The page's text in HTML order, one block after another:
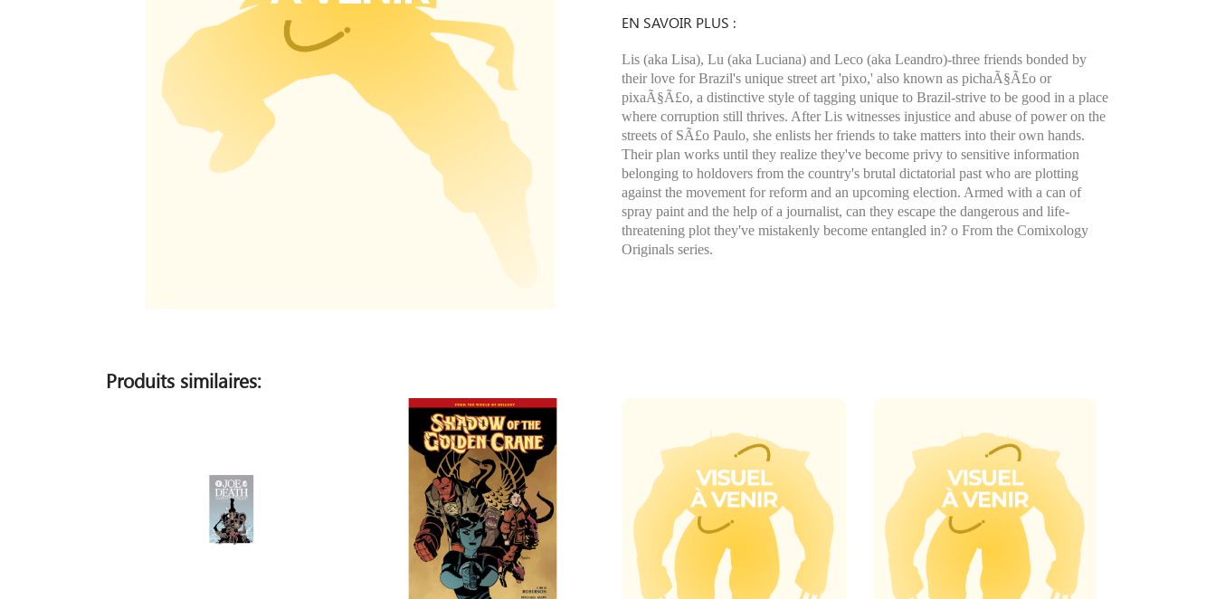
EN SAVOIR PLUS :
Lis (aka Lisa), Lu (aka Luciana) and Leco (aka Leandro)-three friends bonded by
their love for Brazil's unique street art 'pixo,' also known as pichaÃ§Ã£o or
pixaÃ§Ã£o, a distinctive style of tagging unique to Brazil-strive to be good in a place
where corruption still thrives. After Lis witnesses injustice and abuse of power on the
streets of SÃ£o Paulo, she enlists her friends to take matters into their own hands.
Their plan works until they realize they've become privy to sensitive information
belonging to holdovers from the country's brutal dictatorial past who are plotting
against the movement for reform and an upcoming election. Armed with a can of
spray paint and the help of a journalist, can they escape the dangerous and life-
threatening plot they've mistakenly become entangled in? o From the Comixology
Originals series.
Produits similaires: